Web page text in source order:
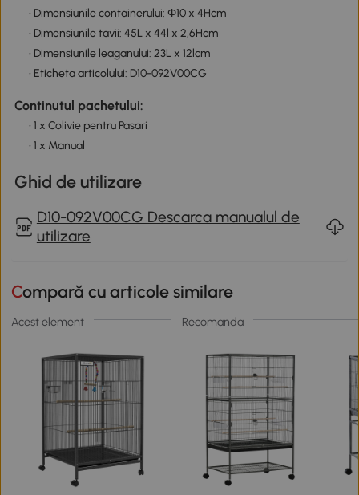
• Dimensiunile containerului: Φ10 x 4Hcm
• Dimensiunile tavii: 45L x 44l x 2,6Hcm
• Dimensiunile leaganului: 23L x 12lcm
• Eticheta articolului: D10-092V00CG
Continutul pachetului:
• 1 x Colivie pentru Pasari
• 1 x Manual
Ghid de utilizare
D10-092V00CG Descarca manualul de
utilizare
Compară cu articole similare
Acest element Recomanda